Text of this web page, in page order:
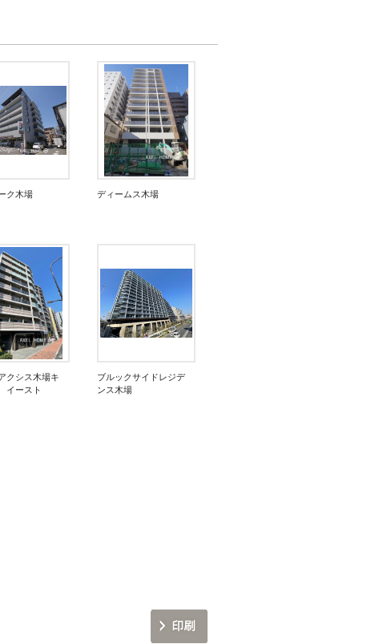
ク木場 ディームス木場
クシス木場キ
イースト
ブルックサイドレジデ
ンス木場